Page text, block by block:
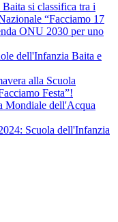
si classifica tra i
“Facciamo 17
ONU 2030 per uno
dell'Infanzia Baita e
alla Scuola
Festa”!
Mondiale dell'Acqua
Scuola dell'Infanzia